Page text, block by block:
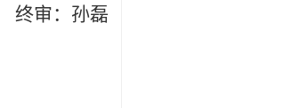
终审：孙磊